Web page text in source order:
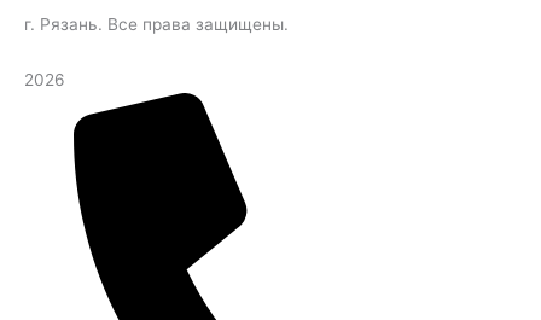
г. Рязань. Все права защищены.
2026